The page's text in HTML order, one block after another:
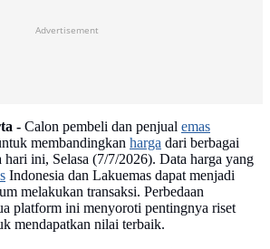
Advertisement
- Calon pembeli dan penjual emas
membandingkan harga dari berbagai
hari ini, Selasa (7/7/2026). Data harga yang
Indonesia dan Lakuemas dapat menjadi
melakukan transaksi. Perbedaan
platform ini menyoroti pentingnya riset
mendapatkan nilai terbaik.